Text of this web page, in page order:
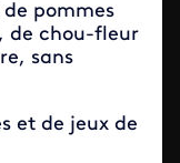
pommes
de chou-fleur
sans
et de jeux de